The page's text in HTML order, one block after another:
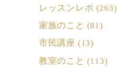
レッスンレポ (263)
家族のこと (81)
市民講座 (13)
教室のこと (113)